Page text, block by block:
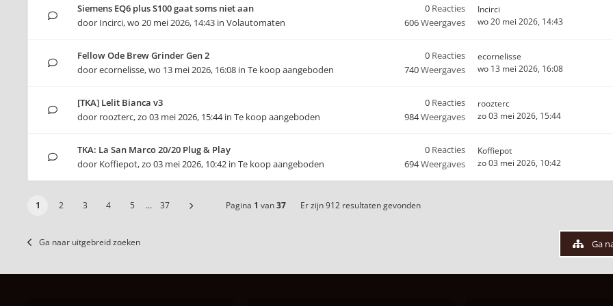
Siemens EQ6 plus S100 gaat soms niet aan
door Incirci,wo 20 mei 2026, 14:43 in Volautomaten
0 Reacties
606Weergaves
Incirci
wo 20 mei 2026, 14:43
Fellow Ode Brew Grinder Gen 2
doorecornelisse,wo 13 mei 2026, 16:08 in Te koop aangeboden
0 Reacties
740Weergaves
ecornelisse
wo 13 mei 2026, 16:08
[TKA] Lelit Bianca v3
door roozterc,zo 03 mei 2026, 15:44in Te koop aangeboden
0 Reacties
984Weergaves
roozterc
zo 03 mei 2026, 15:44
TKA: La San Marco 20/20 Plug & Play
door Koffiepot,zo 03 mei 2026, 10:42 in Te koop aangeboden
0 Reacties
694Weergaves
Koffiepot
zo 03 mei 2026, 10:42
1 2 3 4 5 … 37 Pagina 1 van37 Er zijn 912 resultaten gevonden
Ga naar uitgebreid zoeken Ga